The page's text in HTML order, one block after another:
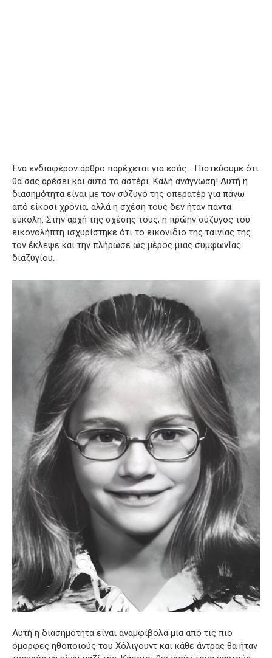
Ένα ενδιαφέρον άρθρο παρέχεται για εσάς… Πιστεύουμε ότι
θα σας αρέσει και αυτό το αστέρι. Καλή ανάγνωση! Αυτή η
διασημότητα είναι με τον σύζυγό της οπερατέρ για πάνω
από είκοσι χρόνια, αλλά η σχέση τους δεν ήταν πάντα
εύκολη. Στην αρχή της σχέσης τους, η πρώην σύζυγος του
εικονολήπτη ισχυρίστηκε ότι το εικονίδιο της ταινίας της
τον έκλεψε και την πλήρωσε ως μέρος μιας συμφωνίας
διαζυγίου.
Αυτή η διασημότητα είναι αναμφίβολα μια από τις πιο
όμορφες ηθοποιούς του Χόλιγουντ και κάθε άντρας θα ήταν